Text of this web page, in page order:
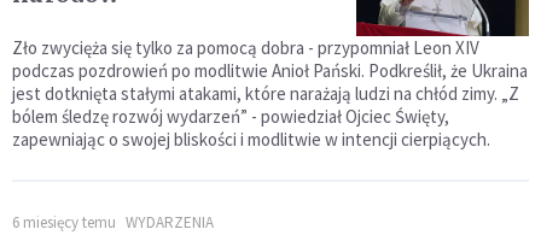
Zło zwycięża się tylko za pomocą dobra - przypomniał Leon XIV
podczas pozdrowień po modlitwie Anioł Pański. Podkreślił, że Ukraina
jest dotknięta stałymi atakami, które narażają ludzi na chłód zimy. „Z
bólem śledzę rozwój wydarzeń” - powiedział Ojciec Święty,
zapewniając o swojej bliskości i modlitwie w intencji cierpiących.
6 miesięcy temu WYDARZENIA